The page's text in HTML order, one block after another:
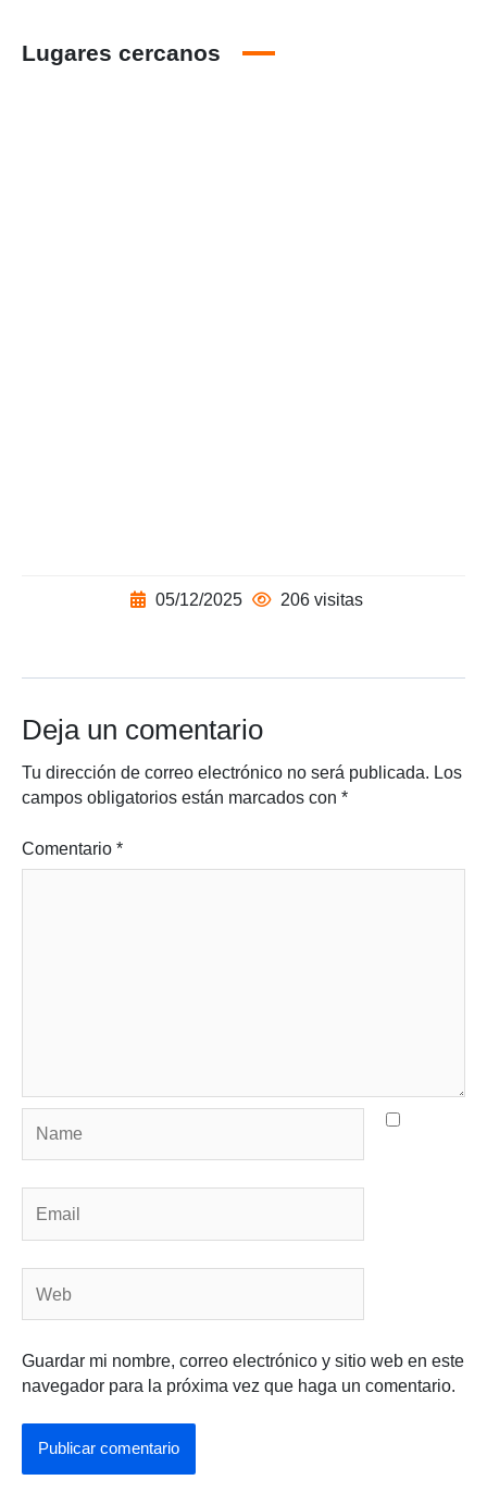
Lugares cercanos
05/12/2025 206 visitas
Deja un comentario
Tu dirección de correo electrónico no será publicada. Los
campos obligatorios están marcados con *
Comentario *
Guardar mi nombre, correo electrónico y sitio web en este
navegador para la próxima vez que haga un comentario.